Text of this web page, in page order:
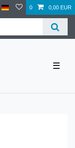
0 0,00 EUR
☰